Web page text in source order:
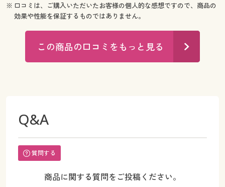
※ 口コミは、ご購入いただいたお客様の個人的な感想ですので、商品の
効果や性能を保証するものではありません。
この商品の口コミをもっと見る
Q&A
質問する
商品に関する質問をご投稿ください。